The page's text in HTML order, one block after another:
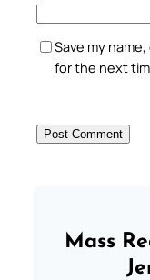
Save my
for the next
Mass